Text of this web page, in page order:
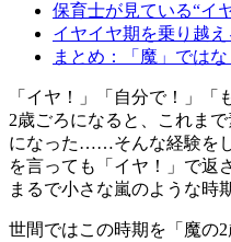
保育士が見ている“イ
イヤイヤ期を乗り越
まとめ：「魔」では
「イヤ！」「自分で！」「
2歳ごろになると、これま
になった……そんな経験を
を言っても「イヤ！」で返
まるで小さな嵐のような時
世間ではこの時期を「魔の